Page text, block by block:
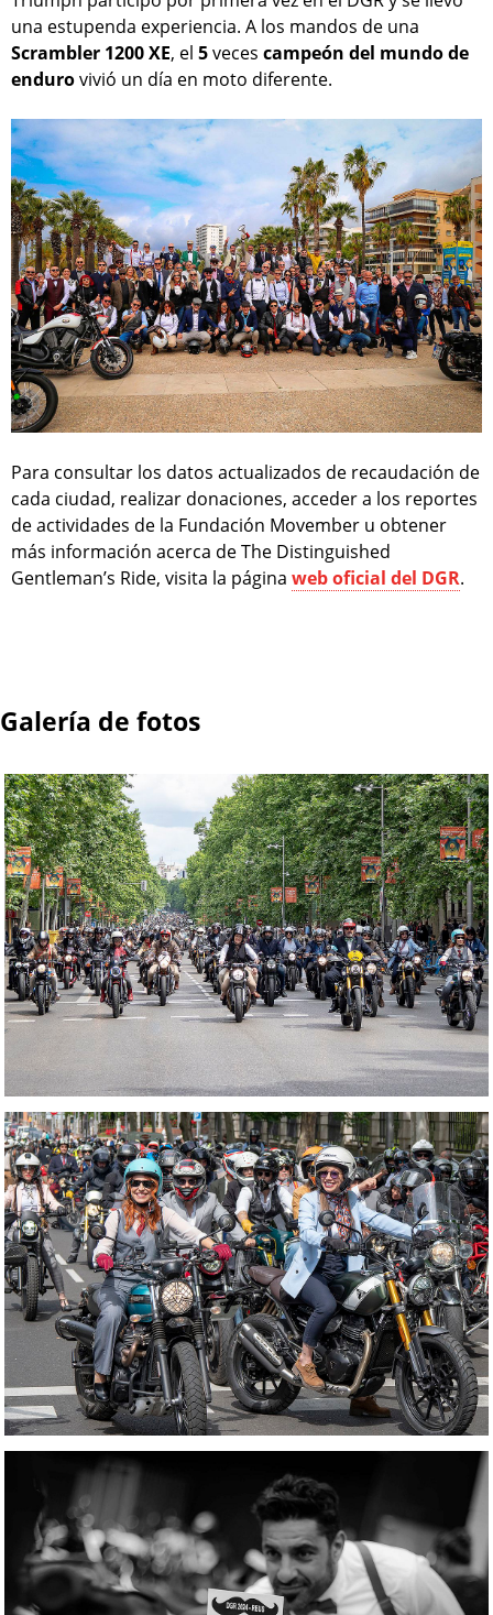
una estupenda experiencia. A los mandos de una
Scrambler 1200 XE, el 5veces campeón del mundo de
endurovivió un día en moto diferente.
Para consultar los datos actualizados de recaudación de
cada ciudad, realizar donaciones, acceder a los reportes
de actividades de la Fundación Movember u obtener
más información acerca de The Distinguished
Gentleman’s Ride, visita la página web oficial del DGR.
Galería de fotos